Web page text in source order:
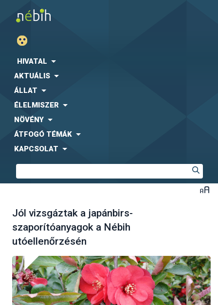
HIVATAL
AKTUÁLIS
ÁLLAT
ÉLELMISZER
NÖVÉNY
ÁTFOGÓ TÉMÁK
KAPCSOLAT
Jól vizsgáztak a japánbirs-
szaporítóanyagok a Nébih
utóellenőrzésén